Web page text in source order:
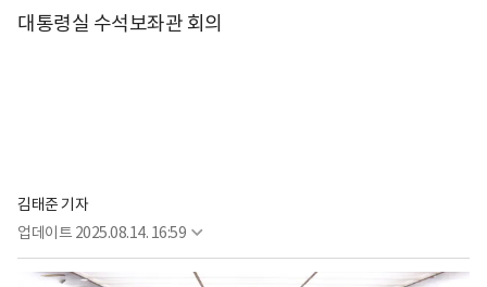
대통령실 수석보좌관 회의
김태준 기자
업데이트 2025.08.14. 16:59